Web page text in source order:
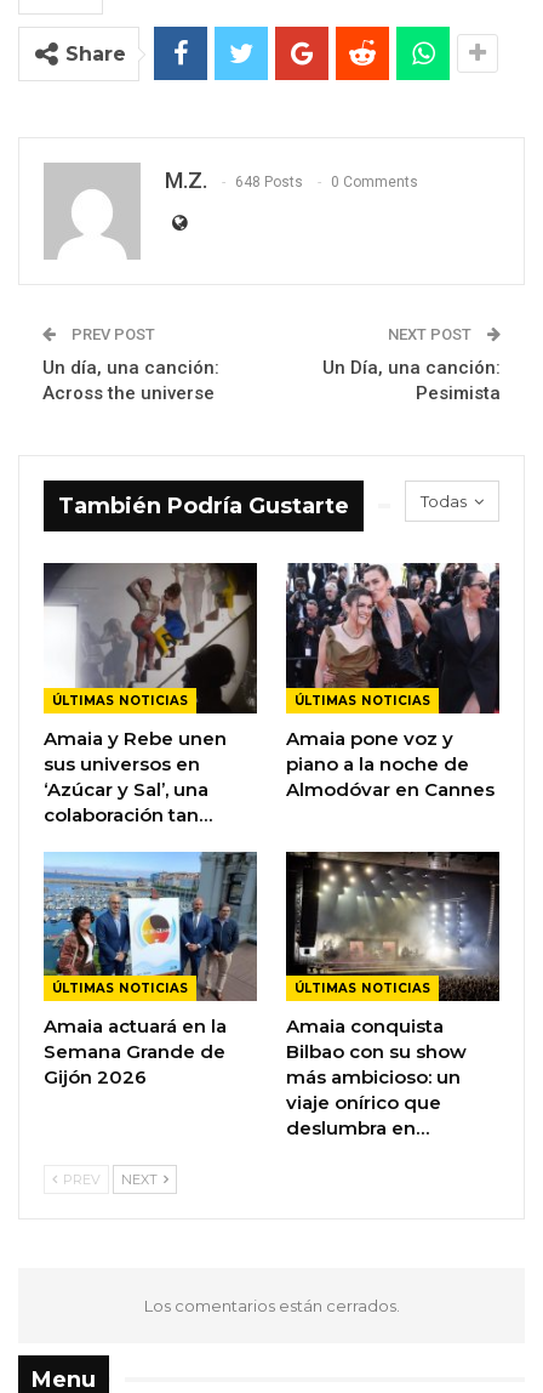
Share
M.Z. 648 Posts 0 Comments
PREV POST
Un día, una canción:
Across the universe
NEXT POST
Un Día, una canción:
Pesimista
Todas
También Podría Gustarte
ÚLTIMAS NOTICIAS
Amaia y Rebe unen
sus universos en
‘Azúcar y Sal’, una
colaboración tan…
ÚLTIMAS NOTICIAS
Amaia pone voz y
piano a la noche de
Almodóvar en Cannes
ÚLTIMAS NOTICIAS
Amaia actuará en la
Semana Grande de
Gijón 2026
ÚLTIMAS NOTICIAS
Amaia conquista
Bilbao con su show
más ambicioso: un
viaje onírico que
deslumbra en…
PREV NEXT
Los comentarios están cerrados.
Menu